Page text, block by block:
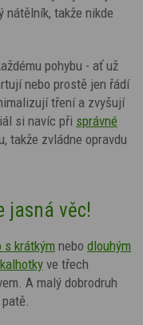
nátělník, takže nikde
pohybu - ať už
nebo prostě jen řádí
tření a zvyšují
si navíc při správné
takže zvládne opravdu
jasná věc!
s krátkým nebo dlouhým
kalhotky ve třech
A malý dobrodruh